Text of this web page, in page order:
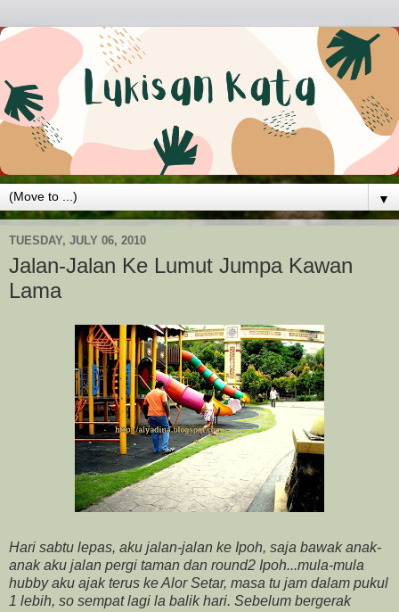
▼
TUESDAY, JULY 06, 2010
Jalan-Jalan Ke Lumut Jumpa Kawan
Lama
Hari sabtu lepas, aku jalan-jalan ke Ipoh, saja bawak anak-
anak aku jalan pergi taman dan round2 Ipoh...mula-mula
hubby aku ajak terus ke Alor Setar, masa tu jam dalam pukul
1 lebih, so sempat lagi la balik hari. Sebelum bergerak